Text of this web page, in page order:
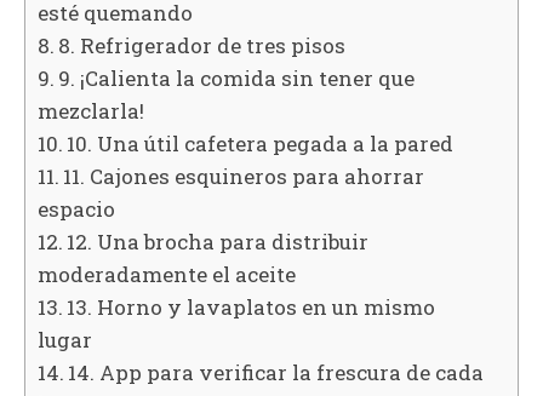
esté quemando
8. Refrigerador de tres pisos
9. ¡Calienta la comida sin tener que
mezclarla!
10. Una útil cafetera pegada a la pared
11. Cajones esquineros para ahorrar
espacio
12. Una brocha para distribuir
moderadamente el aceite
13. Horno y lavaplatos en un mismo
lugar
14. App para verificar la frescura de cada